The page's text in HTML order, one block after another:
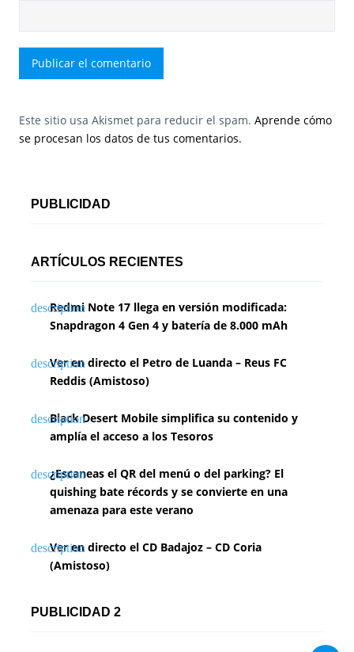
Este sitio usa Akismet para reducir el spam. Aprende cómo
se procesan los datos de tus comentarios.
PUBLICIDAD
ARTÍCULOS RECIENTES
Redmi Note 17 llega en versión modificada:
Snapdragon 4 Gen 4 y batería de 8.000 mAh
Ver en directo el Petro de Luanda – Reus FC
Reddis (Amistoso)
Black Desert Mobile simplifica su contenido y
amplía el acceso a los Tesoros
¿Escaneas el QR del menú o del parking? El
quishing bate récords y se convierte en una
amenaza para este verano
Ver en directo el CD Badajoz – CD Coria
(Amistoso)
PUBLICIDAD 2